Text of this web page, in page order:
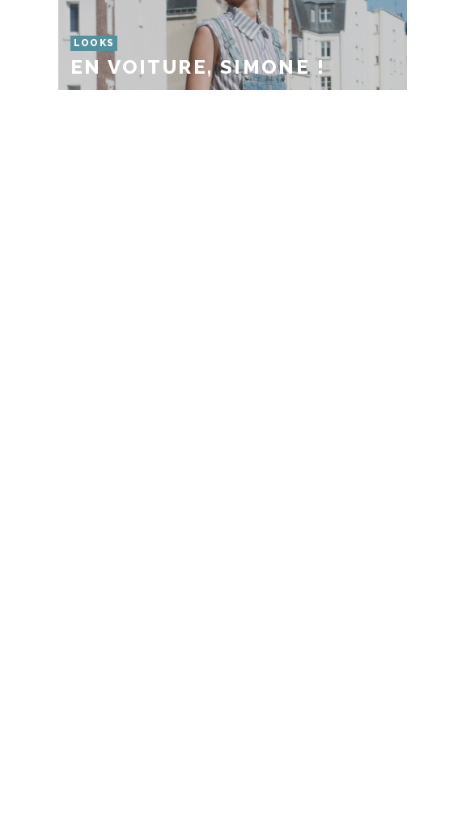
LOOKS
EN VOITURE, SIMONE !